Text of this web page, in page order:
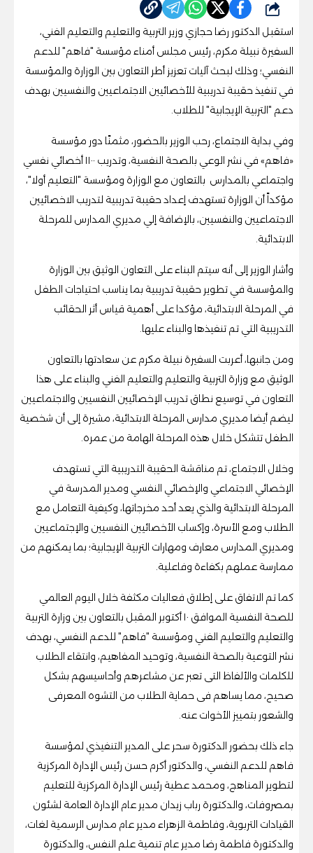
شارك
استقبل الدكتور رضا حجازي وزير التربية والتعليم والتعليم الفني،
السفيرة نبيلة مكرم، رئيس مجلس أمناء مؤسسة "فاهم" للدعم
النفسي؛ وذلك لبحث آليات تعزيز أطر التعاون بين الوزارة والمؤسسة
في تنفيذ حقيبة تدريبية للأخصائيين الاجتماعيين والنفسيين بهدف
دعم "التربية الإيجابية" للطلاب.
وفي بداية الاجتماع، رحب الوزير بالحضور، مثمنًا دور مؤسسة
«فاهم» في نشر الوعي بالصحة النفسية، وتدريب ١١٠٠ أخصائي نفسي
واجتماعي بالمدارس بالتعاون مع الوزارة ومؤسسة "التعليم أولا"،
مؤكداً أن الوزارة تستهدف إعداد حقيبة تدريبية لتدريب الاخصائيين
الاجتماعيين والنفسيين، بالإضافة إلي مديري المدارس للمرحلة
الابتدائية.
وأشار الوزير إلى أنه سيتم البناء على التعاون الوثيق بين الوزارة
والمؤسسة في تطوير حقيبة تدريبية بما يناسب احتياجات الطفل
في المرحلة الابتدائية، مؤكدا على أهمية قياس أثر الحقائب
التدريبية التي تم تنفيذها والبناء عليها.
ومن جانبها، أعربت السفيرة نبيلة مكرم عن سعادتها بالتعاون
الوثيق مع وزارة التربية والتعليم والتعليم الفني والبناء على هذا
التعاون في توسيع نطاق تدريب الإخصائيين النفسيين والاجتماعيين
ليضم أيضا مديري مدارس المرحلة الابتدائية، مشيرة إلى أن شخصية
الطفل تتشكل خلال هذه المرحلة الهامة من عمره.
وخلال الاجتماع، تم مناقشة الحقيبة التدريبية التي تستهدف
الإخصائي الاجتماعي والإخصائي النفسي ومدير المدرسة في
المرحلة الابتدائية والذي يعد أحد مخرجاتها، وكيفية التعامل مع
الطلاب ومع الأسرة، وإكساب الأخصائيين النفسيين والإجتماعيين
ومديري المدارس معارف ومهارات التربية الإيجابية؛ بما يمكنهم من
ممارسة عملهم بكفاءة وفاعلية.
كما تم الاتفاق على إطلاق فعاليات مكثفة خلال اليوم العالمي
للصحة النفسية الموافق ١٠ أكتوبر المقبل بالتعاون بين وزارة التربية
والتعليم والتعليم الفني ومؤسسة "فاهم" للدعم النفسي، بهدف
نشر التوعية بالصحة النفسية، وتوحيد المفاهيم، وانتقاء الطلاب
للكلمات والألفاظ التى تعبر عن مشاعرهم وأحاسيسهم بشكل
صحيح، مما يساهم فى حماية الطلاب من التشوه المعرفى
والشعور بتمييز الأخوات عنه.
جاء ذلك بحضور الدكتورة سحر على المدير التنفيذي لمؤسسة
فاهم للدعم النفسي، والدكتور أكرم حسن رئيس الإدارة المركزية
لتطوير المناهج، ومحمد عطية رئيس الإدارة المركزية للتعليم
بمصروفات، والدكتورة رباب زيدان مدير عام الإدارة العامة لشئون
القيادات التربوية، وفاطمة الزهراء مدير عام مدارس الرسمية لغات،
والدكتورة فاطمة رضا مدير عام تنمية علم النفس، والدكتورة